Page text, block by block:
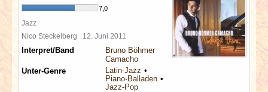
7,0
Jazz
Nico Steckelberg 12. Juni 2011
Interpret/Band
Bruno Böhmer
Camacho
Unter-Genre
Latin-Jazz
Piano-Balladen
Jazz-Pop